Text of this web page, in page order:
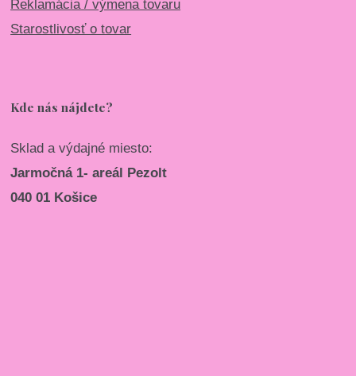
Reklamácia / výmena tovaru
Starostlivosť o tovar
Kde nás nájdete?
Sklad a výdajné miesto:
Jarmočná 1- areál Pezolt
040 01 Košice